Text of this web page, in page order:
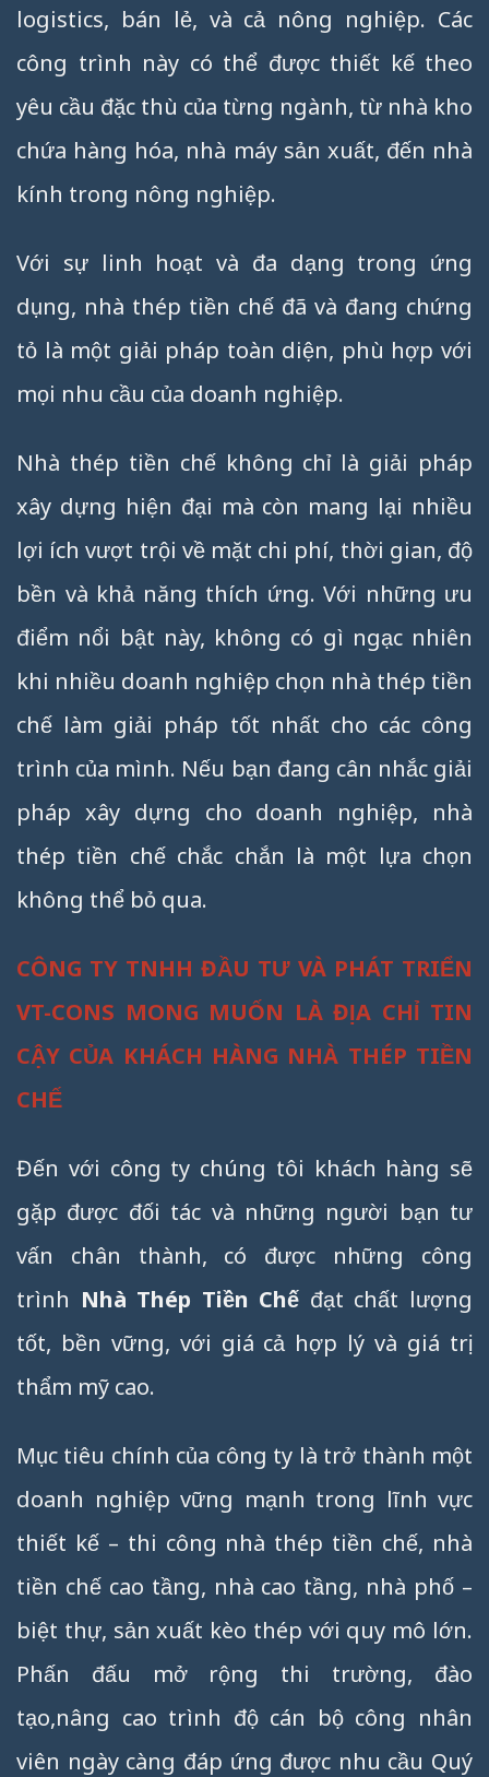
logistics, bán lẻ, và cả nông nghiệp. Các
công trình này có thể được thiết kế theo
yêu cầu đặc thù của từng ngành, từ nhà kho
chứa hàng hóa, nhà máy sản xuất, đến nhà
kính trong nông nghiệp.
Với sự linh hoạt và đa dạng trong ứng
dụng, nhà thép tiền chế đã và đang chứng
tỏ là một giải pháp toàn diện, phù hợp với
mọi nhu cầu của doanh nghiệp.
Nhà thép tiền chế không chỉ là giải pháp
xây dựng hiện đại mà còn mang lại nhiều
lợi ích vượt trội về mặt chi phí, thời gian, độ
bền và khả năng thích ứng. Với những ưu
điểm nổi bật này, không có gì ngạc nhiên
khi nhiều doanh nghiệp chọn nhà thép tiền
chế làm giải pháp tốt nhất cho các công
trình của mình. Nếu bạn đang cân nhắc giải
pháp xây dựng cho doanh nghiệp, nhà
thép tiền chế chắc chắn là một lựa chọn
không thể bỏ qua.
CÔNG TY TNHH ĐẦU TƯ VÀ PHÁT TRIỂN
VT-CONS MONG MUỐN LÀ ĐỊA CHỈ TIN
CẬY CỦA KHÁCH HÀNG NHÀ THÉP TIỀN
CHẾ
Đến với công ty chúng tôi khách hàng sẽ
gặp được đối tác và những người bạn tư
vấn chân thành, có được những công
trình Nhà Thép Tiền Chế đạt chất lượng
tốt, bền vững, với giá cả hợp lý và giá trị
thẩm mỹ cao.
Mục tiêu chính của công ty là trở thành một
doanh nghiệp vững mạnh trong lĩnh vực
thiết kế – thi công nhà thép tiền chế, nhà
tiền chế cao tầng, nhà cao tầng, nhà phố –
biệt thự, sản xuất kèo thép với quy mô lớn.
Phấn đấu mở rộng thi trường, đào
tạo,nâng cao trình độ cán bộ công nhân
viên ngày càng đáp ứng được nhu cầu Quý